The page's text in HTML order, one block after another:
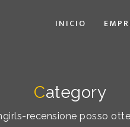
INICIO
Category
recensione posso